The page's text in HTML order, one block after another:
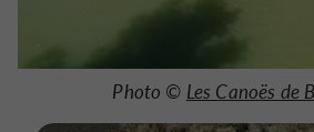
Photo © Les Canoës de